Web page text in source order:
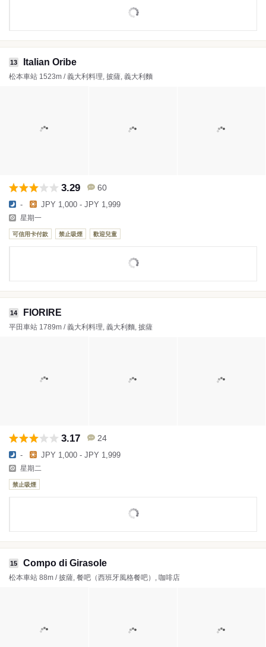
13 Italian Oribe
松本車站 1523m / 義大利料理, 披薩, 義大利麵
3.29 60
- JPY 1,000 - JPY 1,999
星期一
可信用卡付款 禁止吸煙 歡迎兒童
14 FIORIRE
平田車站 1789m / 義大利料理, 義大利麵, 披薩
3.17 24
- JPY 1,000 - JPY 1,999
星期二
禁止吸煙
15 Compo di Girasole
松本車站 88m / 披薩, 餐吧（西班牙風格餐吧）, 咖啡店